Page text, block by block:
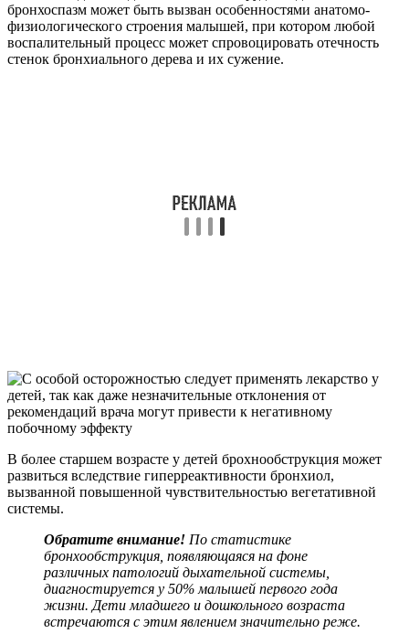
бронхоспазм может быть вызван особенностями анатомо-
физиологического строения малышей, при котором любой
воспалительный процесс может спровоцировать отечность
стенок бронхиального дерева и их сужение.
В более старшем возрасте у детей брохнообструкция может
развиться вследствие гиперреактивности бронхиол,
вызванной повышенной чувствительностью вегетативной
системы.
Обратите внимание! По статистике
бронхообструкция, появляющаяся на фоне
различных патологий дыхательной системы,
диагностируется у 50% малышей первого года
жизни. Дети младшего и дошкольного возраста
встречаются с этим явлением значительно реже.